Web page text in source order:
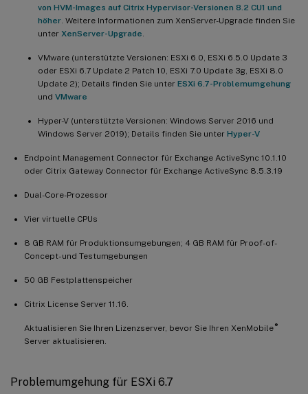
von HVM-Images auf Citrix Hypervisor-Versionen 8.2 CU1 und
höher . Weitere Informationen zum XenServer-Upgrade finden Sie
unter XenServer-Upgrade
VMware (unterstützte Versionen: ESXi 6.0, ESXi 6.5.0 Update 3
oder ESXi 6.7 Update 2 Patch 10, ESXi 7.0 Update 3g, ESXi 8.0
Update 2); Details finden Sie unter ESXi 6.7-Problemumgehung
und VMware
Hyper-V (unterstützte Versionen: Windows Server 2016 und
Windows Server 2019); Details finden Sie unter Hyper-V
Endpoint Management Connector für Exchange ActiveSync 10.1.10
oder Citrix Gateway Connector für Exchange ActiveSync 8.5.3.19
Dual-Core-Prozessor
Vier virtuelle CPUs
8 GB RAM für Produktionsumgebungen; 4 GB RAM für Proof-of-
Concept- und Testumgebungen
50 GB Festplattenspeicher
Citrix License Server 11.16.
Aktualisieren Sie Ihren Lizenzserver, bevor Sie Ihren XenMobile ®
Server aktualisieren.
Problemumgehung für ESXi 6.7